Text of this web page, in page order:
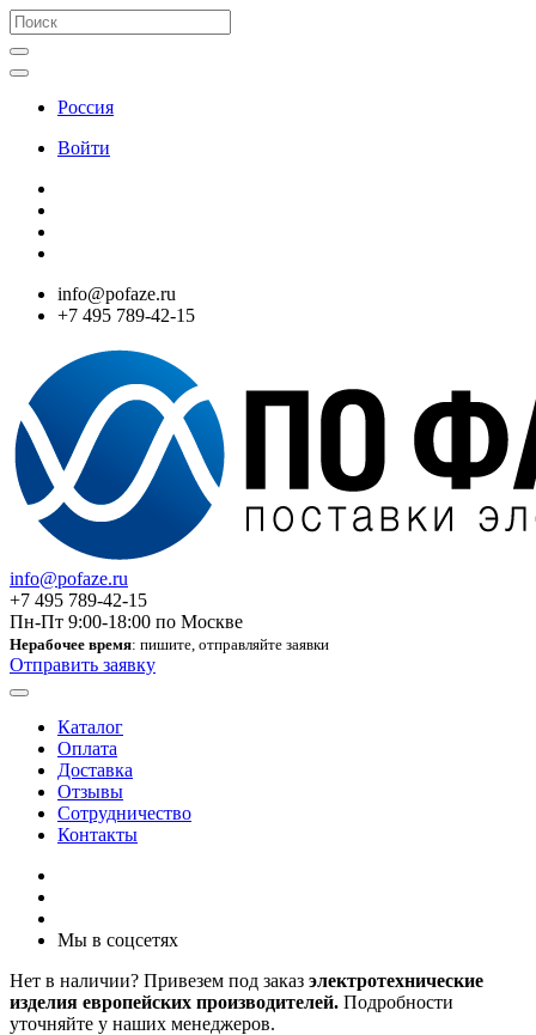
Россия
Войти
info@pofaze.ru
+7 495 789-42-15
info@pofaze.ru
+7 495 789-42-15
Пн-Пт 9:00-18:00 по Москве
Нерабочее время: пишите, отправляйте заявки
Отправить заявку
Каталог
Оплата
Доставка
Отзывы
Сотрудничество
Контакты
Мы в соцсетях
Нет в наличии? Привезем под заказ электротехнические
изделия европейских производителей. Подробности
уточняйте у наших менеджеров.